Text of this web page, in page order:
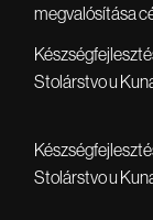
megvalósítása
Stolárstvo u
Stolárstvo u